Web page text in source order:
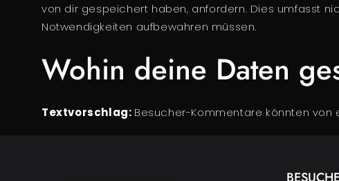
von dir gespeichert haben, anfordern. Dies umfasst
Notwendigkeiten aufbewahren müssen.
Wohin deine Daten
Textvorschlag: Besucher-Kommentare könnten von